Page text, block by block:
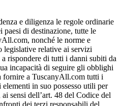
e diligenza le regole ordinarie
di destinazione, tutte le
nonché le norme e
legislative relative ai servizi
rispondere di tutti i danni subiti da
incapacità di seguire gli obblighi
fornire a TuscanyAll.com tutti i
in suo possesso utili per
sensi dell’art. 48 del Codice del
dei terzi responsabili del